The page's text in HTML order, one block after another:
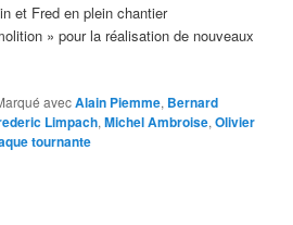
et Fred en plein chantier
» pour la réalisation de nouveaux
avecAlain Piemme, Bernard
Limpach,Michel Ambroise,Olivier
tournante